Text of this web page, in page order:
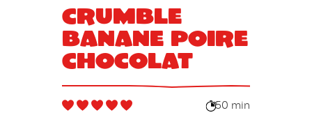
Crumble
Banane Poire
Chocolat
50 min